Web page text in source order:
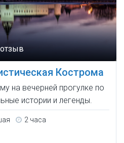
Кострома
на вечерней прогулке по
истории и легенды.
2 часа